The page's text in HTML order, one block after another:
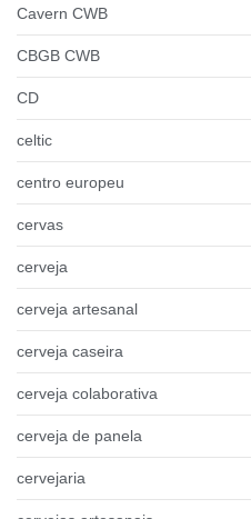
Cavern CWB
CBGB CWB
CD
celtic
centro europeu
cervas
cerveja
cerveja artesanal
cerveja caseira
cerveja colaborativa
cerveja de panela
cervejaria